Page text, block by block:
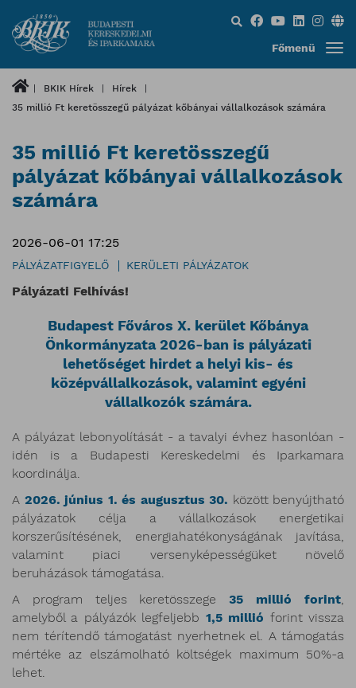
Keresés...
Főmenü
BKIK Hírek
Hírek
35 millió Ft keretösszegű pályázat kőbányai vállalkozások számára
35 millió Ft keretösszegű
pályázat kőbányai vállalkozások
számára
2026-06-01 17:25
PÁLYÁZATFIGYELŐ KERÜLETI PÁLYÁZATOK
Pályázati Felhívás!
Budapest Főváros X. kerület Kőbánya
Önkormányzata 2026-ban is pályázati
lehetőséget hirdet a helyi kis- és
középvállalkozások, valamint egyéni
vállalkozók számára.
A pályázat lebonyolítását - a tavalyi évhez hasonlóan -
idén is a Budapesti Kereskedelmi és Iparkamara
koordinálja.
A 2026. június 1. és augusztus 30. között benyújtható
pályázatok célja a vállalkozások energetikai
korszerűsítésének, energiahatékonyságának javítása,
valamint piaci versenyképességüket növelő
beruházások támogatása.
A program teljes keretösszege35 millió forint,
amelyből a pályázók legfeljebb 1,5 millió forint vissza
nem térítendő támogatást nyerhetnek el. A támogatás
mértéke az elszámolható költségek maximum 50%-a
lehet.